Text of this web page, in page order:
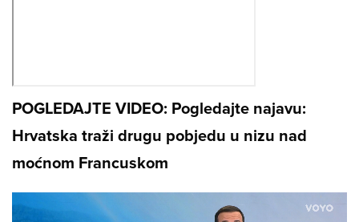
POGLEDAJTE VIDEO: Pogledajte najavu:
Hrvatska traži drugu pobjedu u nizu nad
moćnom Francuskom